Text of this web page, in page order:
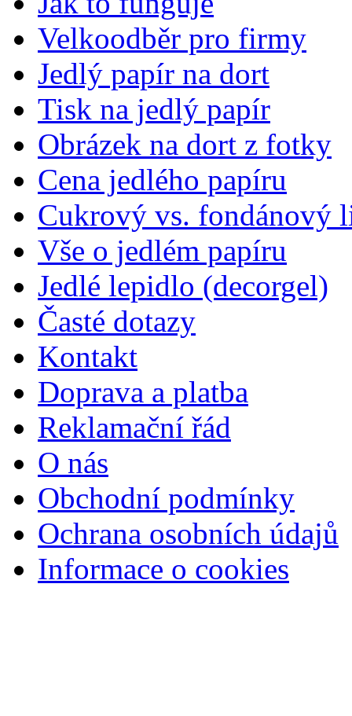
Velkoodběr pro firmy
Jedlý papír na dort
Tisk na jedlý papír
Obrázek na dort z fotky
Cena jedlého papíru
Cukrový vs. fondánový
Vše o jedlém papíru
Jedlé lepidlo (decorgel)
Časté dotazy
Kontakt
Doprava a platba
Reklamační řád
O nás
Obchodní podmínky
Ochrana osobních údajů
Informace o cookies